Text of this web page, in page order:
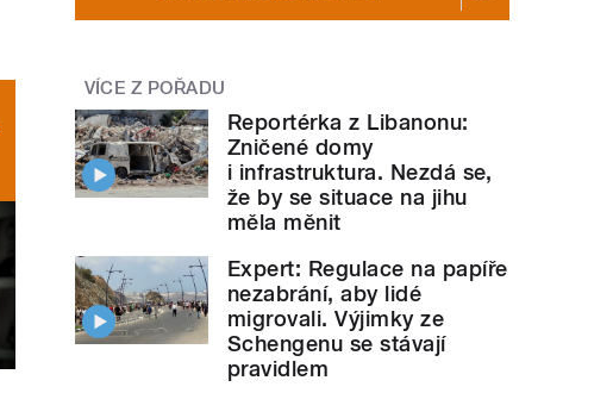
VÍCE Z POŘADU
Reportérka z Libanonu:
Zničené domy
i infrastruktura. Nezdá se,
že by se situace na jihu
měla měnit
Expert: Regulace na papíře
nezabrání, aby lidé
migrovali. Výjimky ze
Schengenu se stávají
pravidlem